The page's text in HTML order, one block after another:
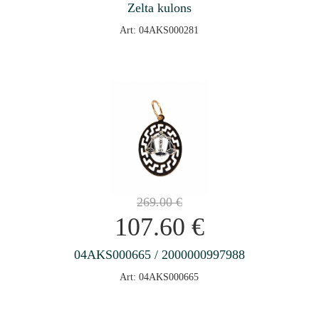
Zelta kulons
Art: 04AKS000281
269.00€
107.60 €
04AKS000665 / 2000000997988
Art: 04AKS000665